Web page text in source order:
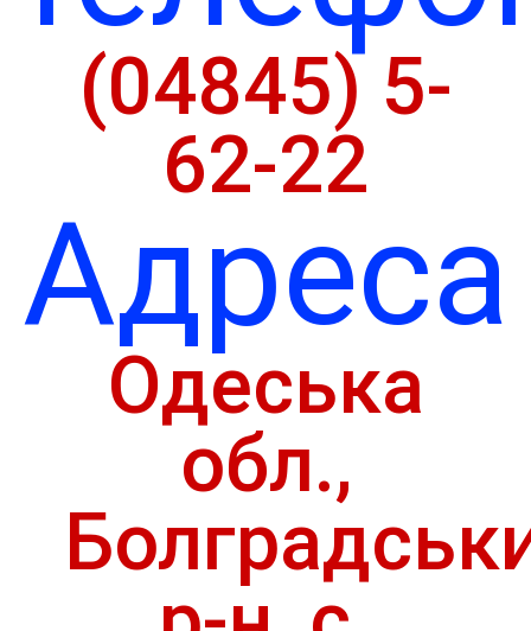
(04845) 5-
62-22
Адреса
Одеська
обл.,